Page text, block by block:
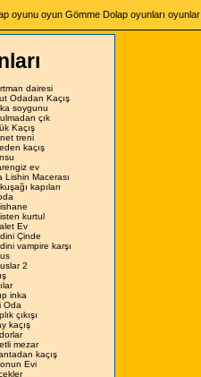
oyunu oyun Gömme Dolap oyunları oyunlar
dairesi
Odadan Kaçış
soygunu
çık
Kaçış
treni
kaçış
ev
Lishin Macerası
kapıları
kurtul
Ev
Çinde
vampire karşı
2
inka
Oda
çıkışı
kaçış
mezar
kaçış
Evi